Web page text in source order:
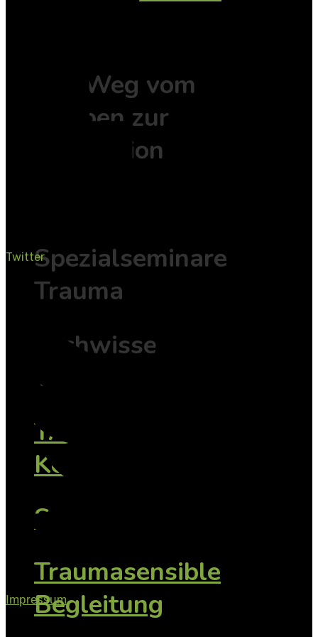
Der Weg vom
Erleben zur
Integration
Spezialseminare
Trauma
Fachwissen mit
Tiefe
TAsK -
Konfliktfamilien
SeGeTra
Traumasensible
Begleitung
Twitter
Impressum